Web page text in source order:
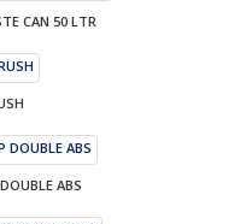
CAN 50 LTR
ABS